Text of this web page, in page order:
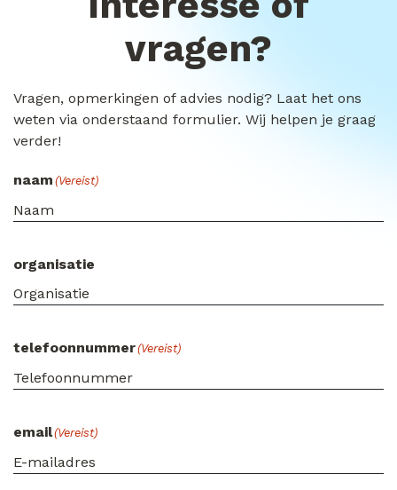
vragen?
Vragen, opmerkingen of advies nodig? Laat het ons
weten via onderstaand formulier. Wij helpen je graag
verder!
naam (Vereist)
organisatie
telefoonnummer(Vereist)
email(Vereist)